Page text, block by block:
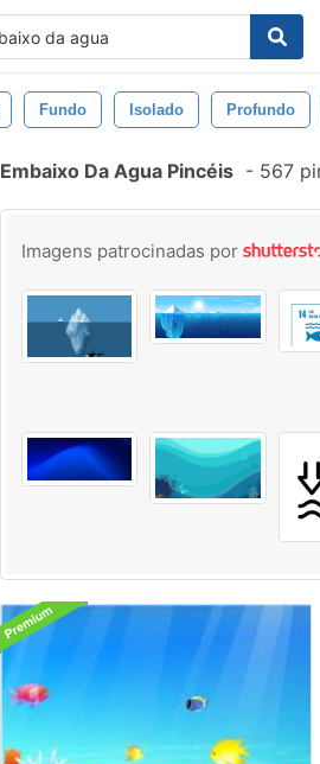
Fundo Isolado Profundo
Embaixo Da Agua Pincéis - 567
Imagens patrocinadas por